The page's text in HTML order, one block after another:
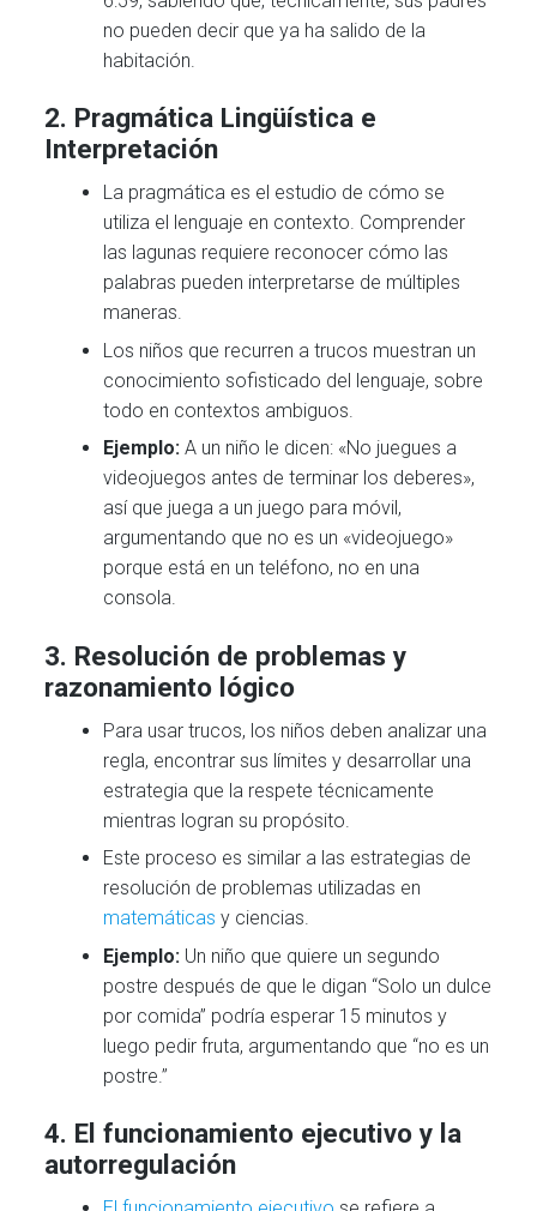
no pueden decir que ya ha salido de la
habitación.
2. Pragmática Lingüística e
Interpretación
La pragmática es el estudio de cómo se
utiliza el lenguaje en contexto. Comprender
las lagunas requiere reconocer cómo las
palabras pueden interpretarse de múltiples
maneras.
Los niños que recurren a trucos muestran un
conocimiento sofisticado del lenguaje, sobre
todo en contextos ambiguos.
Ejemplo: A un niño le dicen: «No juegues a
videojuegos antes de terminar los deberes»,
así que juega a un juego para móvil,
argumentando que no es un «videojuego»
porque está en un teléfono, no en una
consola.
3. Resolución de problemas y
razonamiento lógico
Para usar trucos, los niños deben analizar una
regla, encontrar sus límites y desarrollar una
estrategia que la respete técnicamente
mientras logran su propósito.
Este proceso es similar a las estrategias de
resolución de problemas utilizadas en
matemáticas y ciencias.
Ejemplo: Un niño que quiere un segundo
postre después de que le digan “Solo un dulce
por comida” podría esperar 15 minutos y
luego pedir fruta, argumentando que “no es un
postre.”
4. El funcionamiento ejecutivo y la
autorregulación